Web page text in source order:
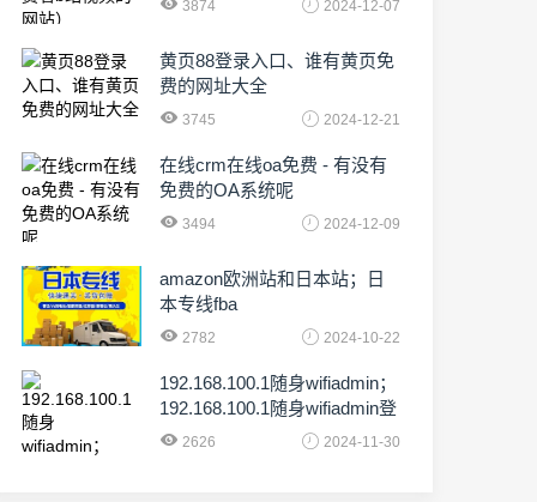
3874 2024-12-07
黄页88登录入口、谁有黄页免
费的网址大全
3745 2024-12-21
在线crm在线oa免费 - 有没有
免费的OA系统呢
3494 2024-12-09
amazon欧洲站和日本站；日
本专线fba
2782 2024-10-22
192.168.100.1随身wifiadmin；
192.168.100.1随身wifiadmin登
录器2626 2024-11-30